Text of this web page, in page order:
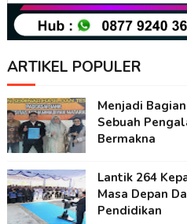
ARTIKEL POPULER
Menjadi
Sebuah
Bermakna
Lantik 264
Masa Depan
Pendidikan